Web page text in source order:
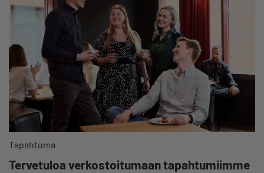
Tapahtuma
Tervetuloa verkostoitumaan tapahtumiimme